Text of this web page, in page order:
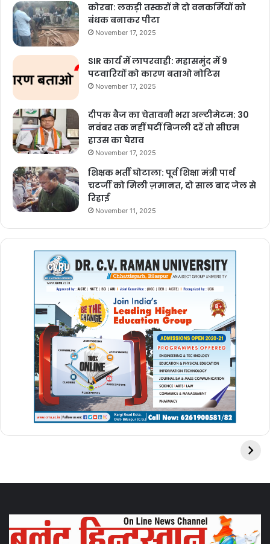
कोरबा: लकड़ी तस्करों ने दो वनकर्मियों को
बंधक बनाकर पीटा
November 17, 2025
SIR कार्य में लापरवाही: महासमुंद में 9
पटवारियों को कारण बताओ नोटिस
November 17, 2025
दीपक बैज का चेतावनी भरा अल्टीमेटम: 30
नवंबर तक नहीं घटीं बिजली दरें तो सीएम
हाउस का घेराव
November 17, 2025
शिक्षक भर्ती घोटाला: पूर्व शिक्षा मंत्री पार्थ
चटर्जी को मिली ज़मानत, दो साल बाद जेल से
रिहाई
November 11, 2025